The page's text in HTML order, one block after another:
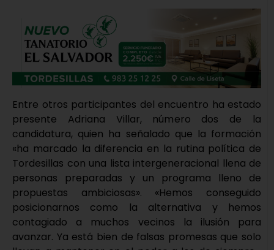
Entre otros participantes del encuentro ha estado
presente Adriana Villar, número dos de la
candidatura, quien ha señalado que la formación
«ha marcado la diferencia en la rutina política de
Tordesillas con una lista intergeneracional llena de
personas preparadas y un programa lleno de
propuestas ambiciosas». «Hemos conseguido
posicionarnos como la alternativa y hemos
contagiado a muchos vecinos la ilusión para
avanzar. Ya está bien de falsas promesas que solo